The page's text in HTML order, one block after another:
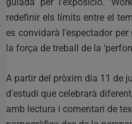
redefinir els límits entre el
es convidarà l’espectador
la força de treball de la
A partir del pròxim dia 11 de
d’estudi que celebrarà
amb lectura i comentari de